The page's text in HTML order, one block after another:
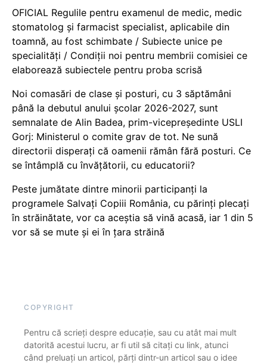
OFICIAL Regulile pentru examenul de medic, medic
stomatolog și farmacist specialist, aplicabile din
toamnă, au fost schimbate / Subiecte unice pe
specialități / Condiții noi pentru membrii comisiei ce
elaborează subiectele pentru proba scrisă
Noi comasări de clase și posturi, cu 3 săptămâni
până la debutul anului școlar 2026-2027, sunt
semnalate de Alin Badea, prim-vicepreședinte USLI
Gorj: Ministerul o comite grav de tot. Ne sună
directorii disperați că oamenii rămân fără posturi. Ce
se întâmplă cu învățătorii, cu educatorii?
Peste jumătate dintre minorii participanți la
programele Salvați Copiii România, cu părinți plecați
în străinătate, vor ca aceștia să vină acasă, iar 1 din 5
vor să se mute și ei în țara străină
COPYRIGHT
Pentru că scrieți despre educație, sau cu atât mai mult
datorită acestui lucru, ar fi util să citați cu link, atunci
când preluați un articol, părți dintr-un articol sau o idee